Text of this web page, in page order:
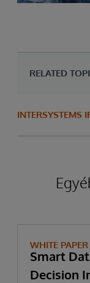
RELATED
INTERSYSTEMS
WHITE PAPER
Smart
Decision